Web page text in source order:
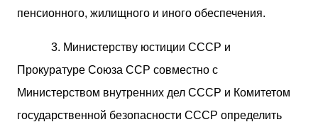
пенсионного, жилищного и иного обеспечения.
3. Министерству юстиции СССР и
Прокуратуре Союза ССР совместно с
Министерством внутренних дел СССР и Комитетом
государственной безопасности СССР определить